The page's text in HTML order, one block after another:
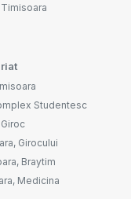
Studentesc
Girocului
Braytim
Medicina